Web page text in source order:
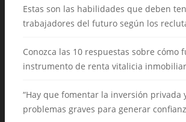
Estas son las habilidades que deben
trabajadores del futuro según los
Conozca las 10 respuestas sobre cómo
instrumento de renta vitalicia
“Hay que fomentar la inversión privada
problemas graves para generar